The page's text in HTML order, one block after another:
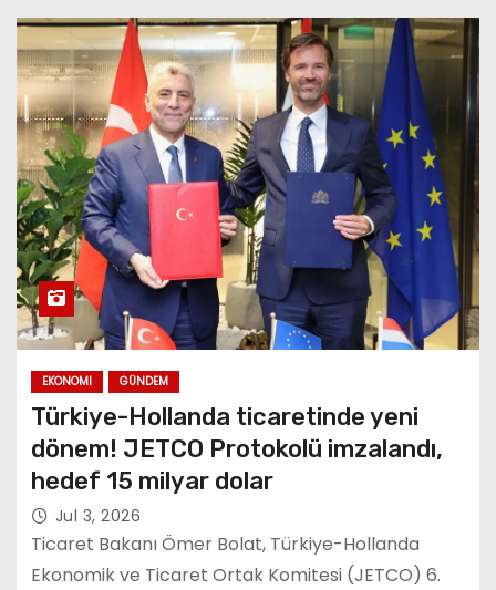
EKONOMI GÜNDEM
Türkiye-Hollanda ticaretinde yeni
dönem! JETCO Protokolü imzalandı,
hedef 15 milyar dolar
Jul 3, 2026
Ticaret Bakanı Ömer Bolat, Türkiye-Hollanda
Ekonomik ve Ticaret Ortak Komitesi (JETCO) 6.